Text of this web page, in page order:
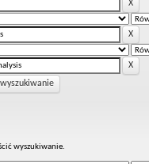
wyszukiwanie.